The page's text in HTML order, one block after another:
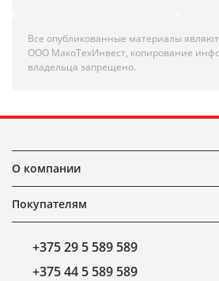
Все опубликованные материалы
ООО МакоТехИнвест, копирование
владельца запрещено.
О компании
Покупателям
+375 29 5 589 589
+375 44 5 589 589